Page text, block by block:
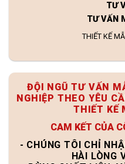
TƯ
TƯ VẤN
THIẾT KẾ
ĐỘI NGŨ TƯ VẤN
NGHIỆP THEO YÊU
THIẾT KẾ
CAM KẾT CỦA
- CHÚNG TÔI CHỈ
HÀI LÒNG